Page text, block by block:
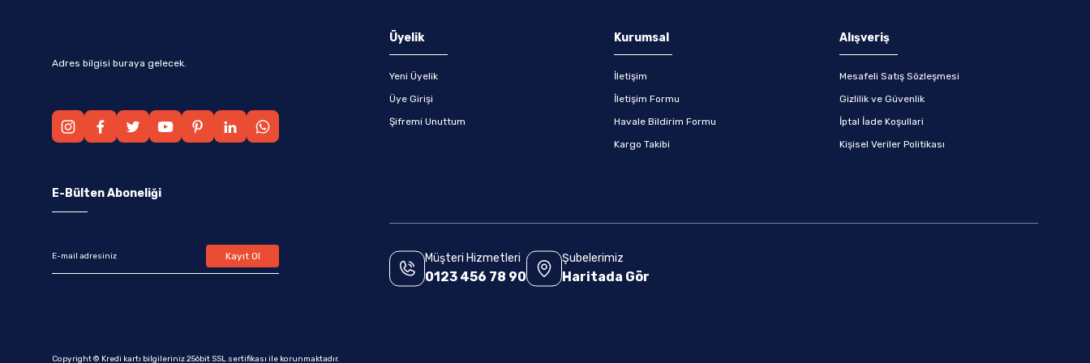
Adres bilgisi buraya gelecek.
Üyelik
Yeni Üyelik
Üye Girişi
Şifremi Unuttum
Kurumsal
İletişim
İletişim Formu
Havale Bildirim Formu
Kargo Takibi
Alışveriş
Mesafeli Satış Sözleşmesi
Gizlilik ve Güvenlik
İptal İade Koşullari
Kişisel Veriler Politikası
E-Bülten Aboneliği
Kayıt Ol Müşteri Hizmetleri
0123 456 78 90
Şubelerimiz
Haritada Gör
Copyright © Kredi kartı bilgileriniz 256bit SSL sertifikası ile korunmaktadır.